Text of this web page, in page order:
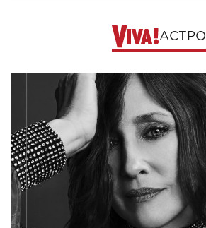
АСТРО